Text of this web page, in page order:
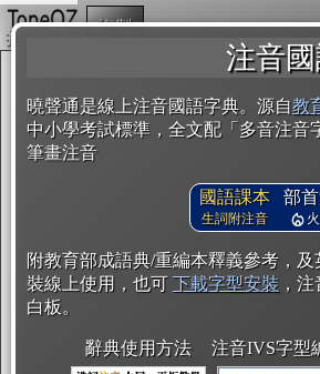
注音
曉聲通是線上注音國語字典。源自教
中小學考試標準，全文配「多音注
筆畫注音
國語課本
生詞附注音
部
火
附教育部成語典/重編本釋義參考，
裝線上使用，也可 下載字型安裝 ，
白板。
辭典使用方法 注音IVS字型
複製